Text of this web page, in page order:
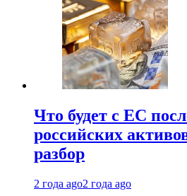
Что будет с ЕС
российских
разбор
2 года ago2 года ago